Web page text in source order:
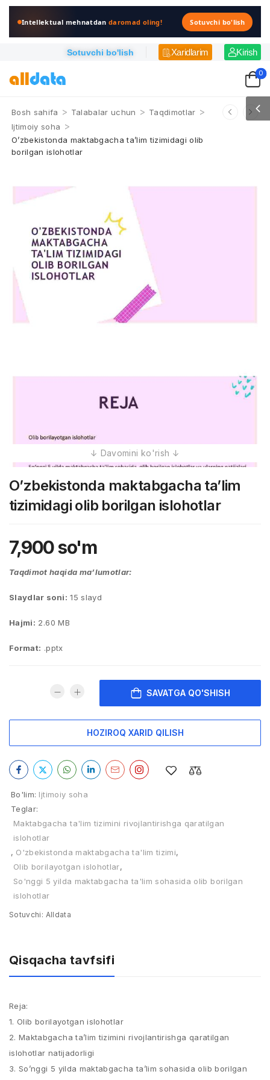
Intellektual mehnatdandaromad oling! Sotuvchi bo'lish
Sotuvchi bo'lish Xaridlarim Kirish
0
Bosh sahifa > Talabalar uchun > Taqdimotlar >
Ijtimoiy soha >
O’zbekistonda maktabgacha ta’lim tizimidagi olib
borilgan islohotlar
O’zbekistonda maktabgacha ta’lim
tizimidagi olib borilgan islohotlar
7,900so'm
Taqdimot haqida ma’lumotlar:
Slaydlar soni: 15 slayd
Hajmi: 2.60 MB
Format: .pptx
SAVATGA QO'SHISH
HOZIROQ XARID QILISH
Bo'lim: Ijtimoiy soha
Teglar:
Maktabgacha ta'lim tizimini rivojlantirishga qaratilgan
islohotlar
, O'zbekistonda maktabgacha ta'lim tizimi,
Olib borilayotgan islohotlar,
So'nggi 5 yilda maktabgacha ta'lim sohasida olib borilgan
islohotlar
Sotuvchi: Alldata
Qisqacha tavfsifi
Reja:
1. Olib borilayotgan islohotlar
2. Maktabgacha ta’lim tizimini rivojlantirishga qaratilgan
islohotlar natijadorligi
3. So’nggi 5 yilda maktabgacha ta’lim sohasida olib borilgan